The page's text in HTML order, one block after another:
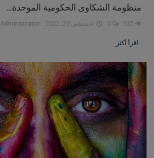
منظومة الشكاوى الحكومية الموحدة...
Administrator اغسطس 29, 2022
اقرأ أكثر